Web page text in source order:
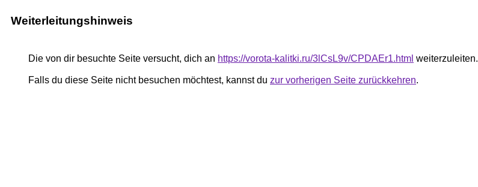
Weiterleitungshinweis
Die von dir besuchte Seite versucht, dich an https://vorota-kalitki.ru/3lCsL9v/CPDAEr1.html weiterzuleiten.
Falls du diese Seite nicht besuchen möchtest, kannst du zur vorherigen Seite zurückkehren.